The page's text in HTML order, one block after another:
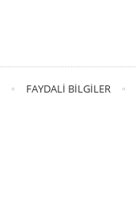
FAYDALI BILGILER